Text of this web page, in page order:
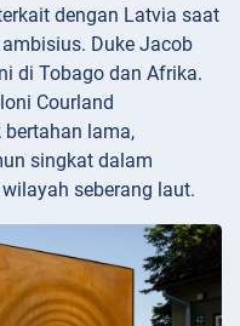
dengan Latvia saat
Duke Jacob
di Tobago dan Afrika.
Courland
lama,
singkat dalam
seberang laut.